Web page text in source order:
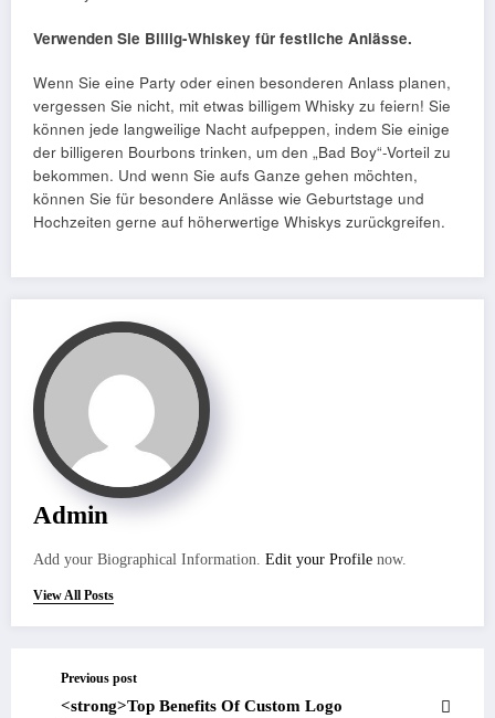
Verwenden Sie Billig-Whiskey für festliche Anlässe.
Wenn Sie eine Party oder einen besonderen Anlass planen,
vergessen Sie nicht, mit etwas billigem Whisky zu feiern! Sie
können jede langweilige Nacht aufpeppen, indem Sie einige
der billigeren Bourbons trinken, um den „Bad Boy“-Vorteil zu
bekommen. Und wenn Sie aufs Ganze gehen möchten,
können Sie für besondere Anlässe wie Geburtstage und
Hochzeiten gerne auf höherwertige Whiskys zurückgreifen.
Admin
Add your Biographical Information. Edit your Profile now.
View All Posts
Previous post
<strong>Top Benefits Of Custom Logo